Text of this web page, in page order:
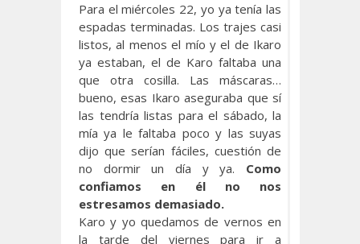
Para el miércoles 22, yo ya tenía las
espadas terminadas. Los trajes casi
listos, al menos el mío y el de Ikaro
ya estaban, el de Karo faltaba una
que otra cosilla. Las máscaras…
bueno, esas Ikaro aseguraba que sí
las tendría listas para el sábado, la
mía ya le faltaba poco y las suyas
dijo que serían fáciles, cuestión de
no dormir un día y ya. Como
confiamos en él no nos
estresamos demasiado.
Karo y yo quedamos de vernos en
la tarde del viernes para ir a